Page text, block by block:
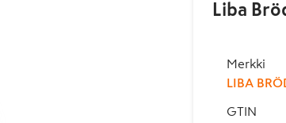
Liba
Merkki
LIBA
GTIN